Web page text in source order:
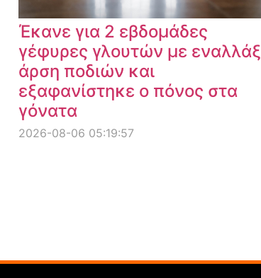
Έκανε για 2 εβδομάδες
γέφυρες γλουτών με εναλλάξ
άρση ποδιών και
εξαφανίστηκε ο πόνος στα
γόνατα
2026-08-06 05:19:57